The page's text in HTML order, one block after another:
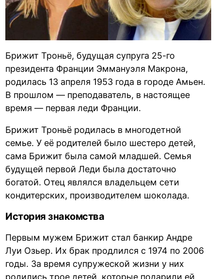
Брижит Троньё, будущая супруга 25-го
президента Франции Эммануэля Макрона,
родилась 13 апреля 1953 года в городе Амьен.
В прошлом — преподаватель, в настоящее
время — первая леди Франции.
Брижит Троньё родилась в многодетной
семье. У её родителей было шестеро детей,
сама Брижит была самой младшей. Семья
будущей первой Леди была достаточно
богатой. Отец являлся владельцем сети
кондитерских, производителем шоколада.
История знакомства
Первым мужем Брижит стал банкир Андре
Луи Озьер. Их брак продлился с 1974 по 2006
годы. За время супружеской жизни у них
родились трое детей, которые подарили ей